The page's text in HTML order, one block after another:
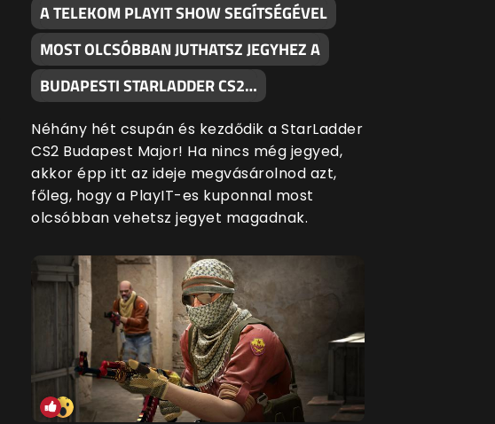
A TELEKOM PLAYIT SHOW SEGÍTSÉGÉVEL
MOST OLCSÓBBAN JUTHATSZ JEGYHEZ A
BUDAPESTI STARLADDER CS2…
Néhány hét csupán és kezdődik a StarLadder
CS2 Budapest Major! Ha nincs még jegyed,
akkor épp itt az ideje megvásárolnod azt,
főleg, hogy a PlayIT-es kuponnal most
olcsóbban vehetsz jegyet magadnak.